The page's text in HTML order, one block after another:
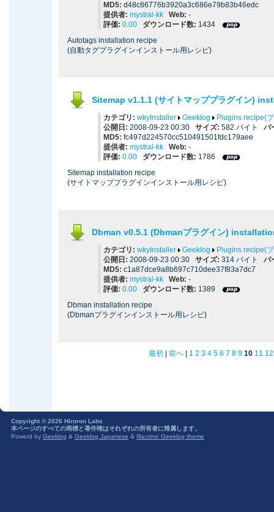
MD5: d48c86776b3920a3c686e79b83b46edc
提供者: mystral-kk Web: -
評価: 0.00 ダウンロード数: 1434
Autotags installation recipe
(自動タグプラグインインストール用レシピ)
Sitemap v1.1.1 (サイトマッププラグイン)
カテゴリ: wkyInstaller Geeklog
Plugins recipe(
公開日: 2008-09-23 00:30 サイズ: 582 バイト バ
MD5: fc497d224570cc510491501fdc179aee
提供者: mystral-kk Web: -
評価: 0.00 ダウンロード数: 1786
Sitemap installation recipe
(サイトマッププラグインインストール用レシピ)
Dbman v0.5.1 (Dbmanプラグイン)
カテゴリ: wkyInstaller Geeklog
Plugins recipe(
公開日: 2008-09-23 00:30 サイズ: 314 バイト バ
MD5: c1a87dce9a8b697c710dee37f83a7dc7
提供者: mystral-kk Web: -
評価: 0.00 ダウンロード数: 1389
Dbman installation recipe
(Dbmanプラグインインストール用レシピ)
最初 前へ| 1 2 3 4 5 6 7 8 9 10 11 12
Copyright © 2026 Hiroron Labs
本ページのすべての商標と著作権はそれぞれの所有者に帰属します。
Powerd by Geeklog & Geeklog Japanese & Illacrimo Geeklog theme